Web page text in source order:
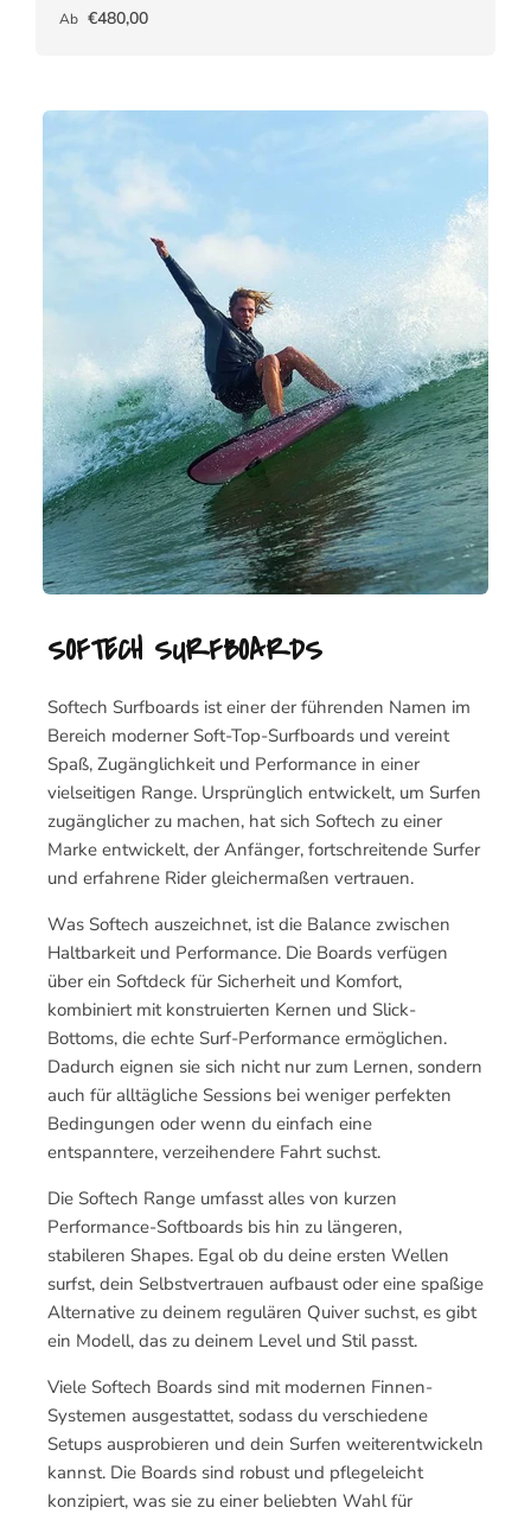
Ab €480,00
SOFTECH SURFBOARDS
Softech Surfboards ist einer der führenden Namen im
Bereich moderner Soft-Top-Surfboards und vereint
Spaß, Zugänglichkeit und Performance in einer
vielseitigen Range. Ursprünglich entwickelt, um Surfen
zugänglicher zu machen, hat sich Softech zu einer
Marke entwickelt, der Anfänger, fortschreitende Surfer
und erfahrene Rider gleichermaßen vertrauen.
Was Softech auszeichnet, ist die Balance zwischen
Haltbarkeit und Performance. Die Boards verfügen
über ein Softdeck für Sicherheit und Komfort,
kombiniert mit konstruierten Kernen und Slick-
Bottoms, die echte Surf-Performance ermöglichen.
Dadurch eignen sie sich nicht nur zum Lernen, sondern
auch für alltägliche Sessions bei weniger perfekten
Bedingungen oder wenn du einfach eine
entspanntere, verzeihendere Fahrt suchst.
Die Softech Range umfasst alles von kurzen
Performance-Softboards bis hin zu längeren,
stabileren Shapes. Egal ob du deine ersten Wellen
surfst, dein Selbstvertrauen aufbaust oder eine spaßige
Alternative zu deinem regulären Quiver suchst, es gibt
ein Modell, das zu deinem Level und Stil passt.
Viele Softech Boards sind mit modernen Finnen-
Systemen ausgestattet, sodass du verschiedene
Setups ausprobieren und dein Surfen weiterentwickeln
kannst. Die Boards sind robust und pflegeleicht
konzipiert, was sie zu einer beliebten Wahl für